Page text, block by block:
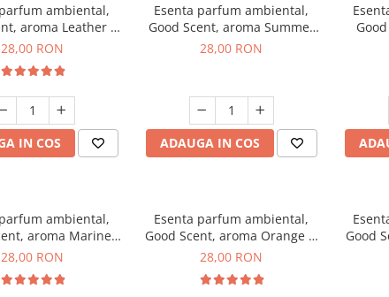
ambiental,
aroma Leather &
Oudh, 20 g
28,00 RON
IN COS
Esenta parfum ambiental,
Good Scent, aroma Summer
Melon, 20 g
28,00 RON
ADAUGA IN COS
ambiental,
aroma Marine
Breeze, 20 g
28,00 RON
Esenta parfum ambiental,
Good Scent, aroma Orange &
Fresh Cinnamon, 20 g
28,00 RON
Good